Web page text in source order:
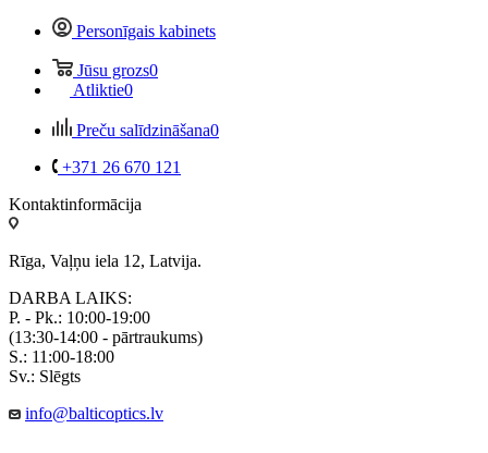
Personīgais kabinets
Jūsu grozs0
Atliktie0
Preču salīdzināšana0
+371 26 670 121
Kontaktinformācija
Rīga, Vaļņu iela 12, Latvija.
DARBA LAIKS:
P. - Pk.: 10:00-19:00
(13:30-14:00 - pārtraukums)
S.: 11:00-18:00
Sv.: Slēgts
info@balticoptics.lv